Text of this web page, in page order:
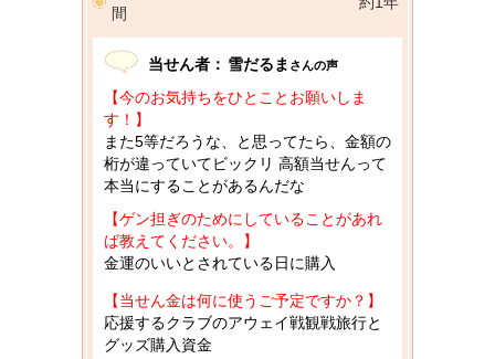
間
当せん者： 雪だるま さんの声
【今のお気持ちをひとことお願いしま
す！】
また5等だろうな、と思ってたら、金額の
桁が違っていてビックリ 高額当せんって
本当にすることがあるんだな
【ゲン担ぎのためにしていることがあれ
ば教えてください。】
金運のいいとされている日に購入
【当せん金は何に使うご予定ですか？】
応援するクラブのアウェイ戦観戦旅行と
グッズ購入資金